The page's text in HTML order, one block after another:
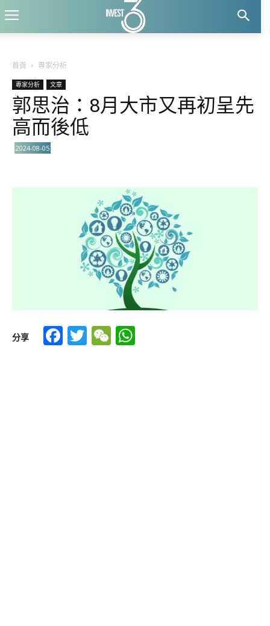
首頁 專家分析
專家分析 文章
郭思治：8月大市又再初呈先
高而後低
2024-08-05
分享 Facebook
TwitterWeChat